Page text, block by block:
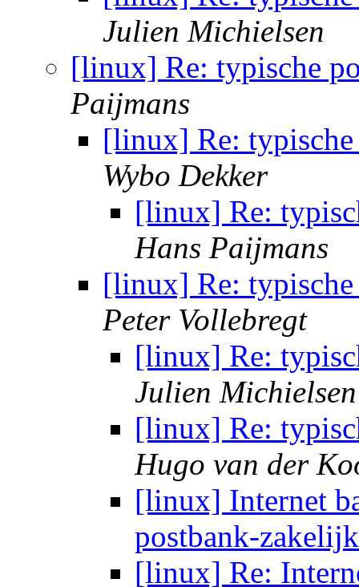
Julien Michielsen
[linux] Re: typische
Paijmans
[linux] Re:
Wybo Dekker
[linux] Re:
Hans Paijmans
[linux] Re:
Peter Vollebregt
[linux] Re:
Julien Michielsen
[linux] Re:
Hugo van der
[linux] Internet
postbank-
[linux] Re: